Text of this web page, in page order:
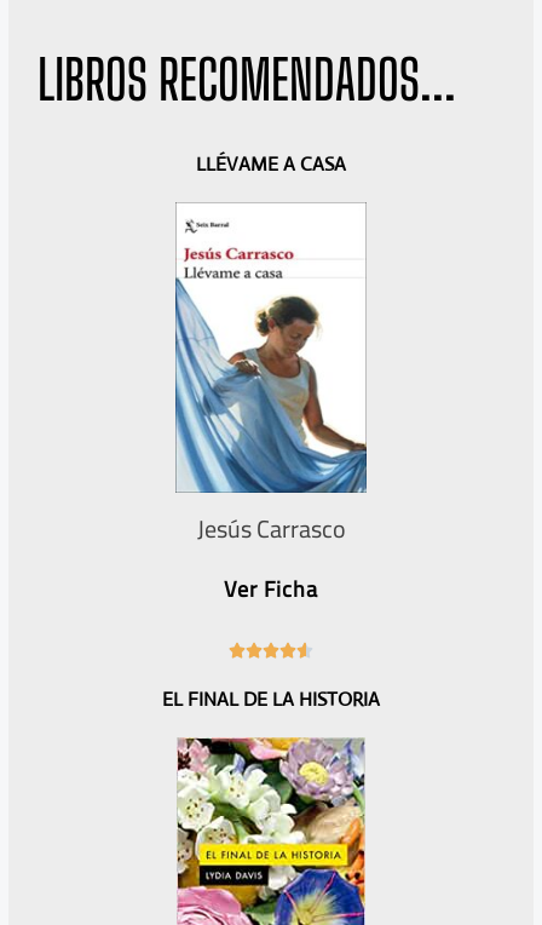
LIBROS RECOMENDADOS...
LLÉVAME A CASA
Jesús Carrasco
Ver Ficha

6
5
EL FINAL DE LA HISTORIA